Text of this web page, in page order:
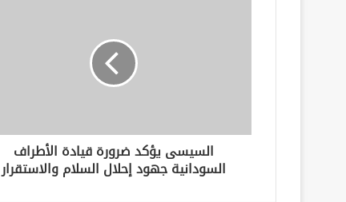
ن
السيسى يؤكد ضرورة قيادة الأطراف
السودانية جهود إحلال السلام والاستقرار